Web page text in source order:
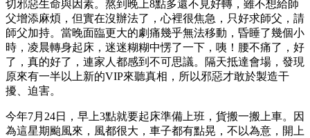
切邪惡生命與因素。熬到晚上8點多還不見好轉，雖不想給師
父增添麻煩，但實在沒辦法了，心裡很焦急，只好求師父，請
師父加持。當晚面臨更大的劇痛幾乎無法移動，昏睡了幾個小
時，凌晨轉身起床，迷迷糊糊中愣了一下，咦！腰不痛了，好
了，真的好了，連家人都感到不可思議。隔天抵達會場，發現
原來有一半以上新的VIP來聽真相，所以邪惡才敢於製造干
擾、迫害。
今年7月24日，早上3點就要起床準備上班，貨搬一搬上車。因
為這星期颱風來，風都很大，車子都有點晃，不以為意，開上